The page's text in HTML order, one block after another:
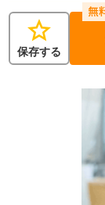
star
保存する